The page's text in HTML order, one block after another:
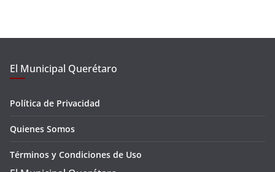
El Municipal Querétaro
Política de Privacidad
Quienes Somos
Términos y Condiciones de Uso